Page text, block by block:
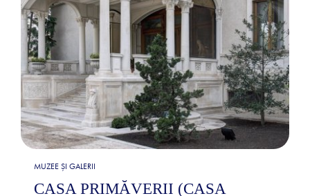
MUZEE ȘI GALERII
CASA PRIMĂVERII (CASA